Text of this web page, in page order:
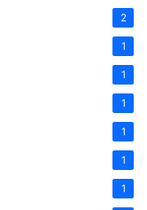
2
1
1
1
1
1
1